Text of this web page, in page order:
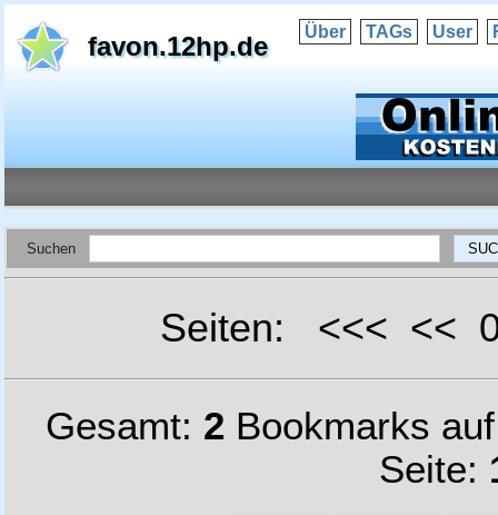
favon.12hp.de Über TAGs User
Suchen
Seiten: <<< <<
Gesamt: 2 Bookmarks
Seite: